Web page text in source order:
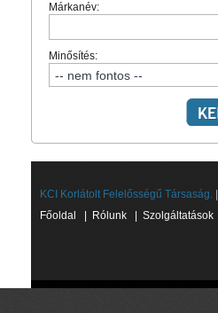
Márkanév:
Minősítés:
KCI Korlátolt Felelősségű Társaság.
Főoldal
Rólunk Szolgáltatások